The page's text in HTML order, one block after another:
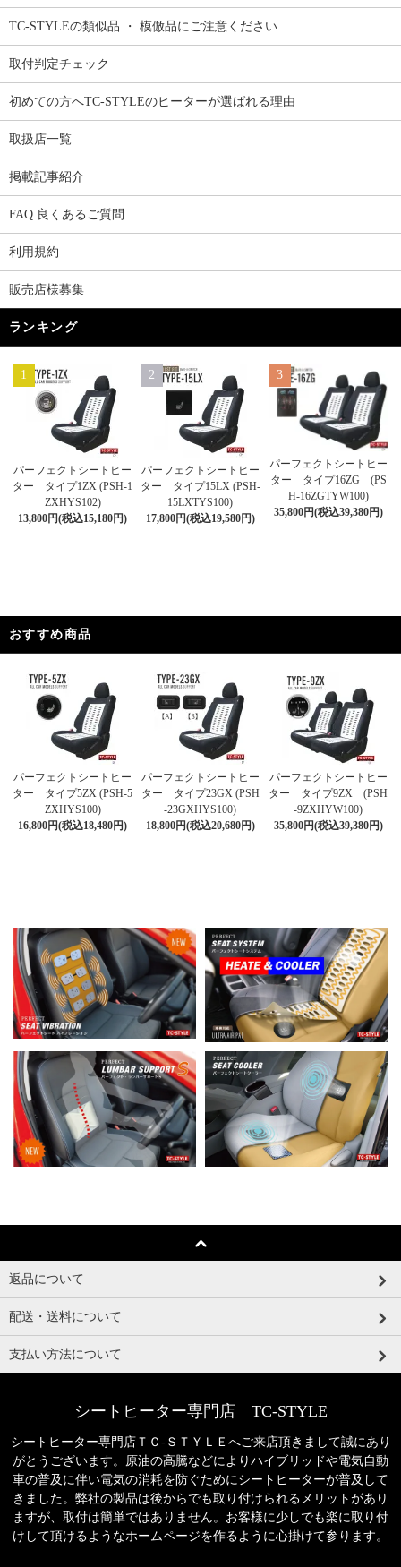
TC-STYLEの類似品 ・ 模倣品にご注意ください
取付判定チェック
初めての方へTC-STYLEのヒーターが選ばれる理由
取扱店一覧
掲載記事紹介
FAQ 良くあるご質問
利用規約
販売店様募集
ランキング
1
パーフェクトシートヒー
ター タイプ1ZX (PSH-1
ZXHYS102)
13,800円(税込15,180円)
2
パーフェクトシートヒー
ター タイプ15LX (PSH-
15LXTYS100)
17,800円(税込19,580円)
3
パーフェクトシートヒー
ター タイプ16ZG (PS
H-16ZGTYW100)
35,800円(税込39,380円)
おすすめ商品
パーフェクトシートヒー
ター タイプ5ZX (PSH-5
ZXHYS100)
16,800円(税込18,480円)
パーフェクトシートヒー
ター タイプ23GX (PSH
-23GXHYS100)
18,800円(税込20,680円)
パーフェクトシートヒー
ター タイプ9ZX (PSH
-9ZXHYW100)
35,800円(税込39,380円)
返品について
配送・送料について
支払い方法について
シートヒーター専門店 TC-STYLE
シートヒーター専門店ＴＣ‐ＳＴＹＬＥへご来店頂きまして誠にあり
がとうございます。原油の高騰などによりハイブリッドや電気自動
車の普及に伴い電気の消耗を防ぐためにシートヒーターが普及して
きました。弊社の製品は後からでも取り付けられるメリットがあり
ますが、取付は簡単ではありません。お客様に少しでも楽に取り付
けして頂けるようなホームページを作るように心掛けて参ります。